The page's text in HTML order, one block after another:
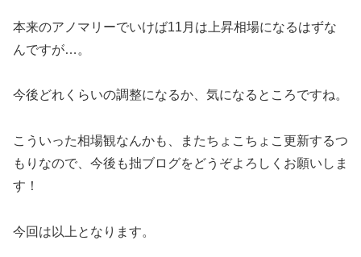
本来のアノマリーでいけば11月は上昇相場になるはずな
んですが…。
今後どれくらいの調整になるか、気になるところですね。
こういった相場観なんかも、またちょこちょこ更新するつ
もりなので、今後も拙ブログをどうぞよろしくお願いしま
す！
今回は以上となります。